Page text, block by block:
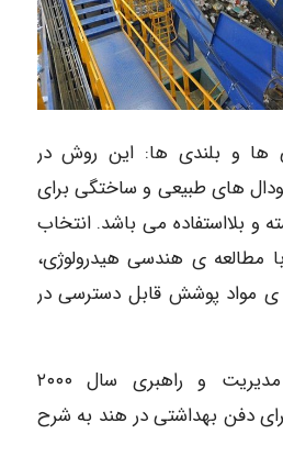
ها و بلندی ها: این روش در
های طبیعی و ساختگی برای
و بلااستفاده می باشد. انتخاب
مطالعه ی هندسی هیدرولوژی،
ی مواد پوشش قابل دسترسی در
براساس نقشه های مدیریت و راهبری سال ۲۰۰۰
دفن بهداشتی در هند به شرح